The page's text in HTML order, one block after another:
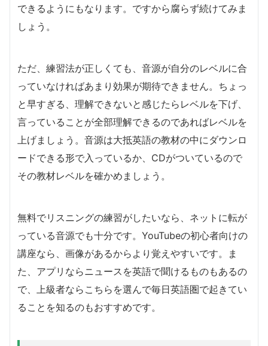
できるようにもなります。ですから腐らず続けてみま
しょう。
ただ、練習法が正しくても、音源が自分のレベルに合
っていなければあまり効果が期待できません。ちょっ
と早すぎる、理解できないと感じたらレベルを下げ、
言っていることが全部理解できるのであればレベルを
上げましょう。音源は大抵英語の教材の中にダウンロ
ードできる形で入っているか、CDがついているので
その教材レベルを確かめましょう。
無料でリスニングの練習がしたいなら、ネットに転が
っている音源でも十分です。YouTubeの初心者向けの
講座なら、画像があるからより覚えやすいです。ま
た、アプリならニュースを英語で聞けるものもあるの
で、上級者ならこちらを選んで毎日英語圏で起きてい
ることを知るのもおすすめです。